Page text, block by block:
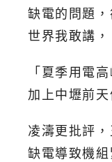
缺電的問題
世界我敢講
「夏季用電
加上中壢前
凌濤更批評
缺電導致機